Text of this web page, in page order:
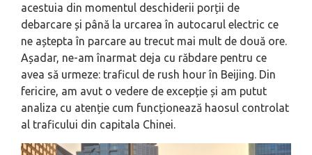
acestuia din momentul deschiderii porții de
debarcare și până la urcarea în autocarul electric ce
ne aștepta în parcare au trecut mai mult de două ore.
Așadar, ne-am înarmat deja cu răbdare pentru ce
avea să urmeze: traficul de rush hour în Beijing. Din
fericire, am avut o vedere de excepție și am putut
analiza cu atenție cum funcționează haosul controlat
al traficului din capitala Chinei.